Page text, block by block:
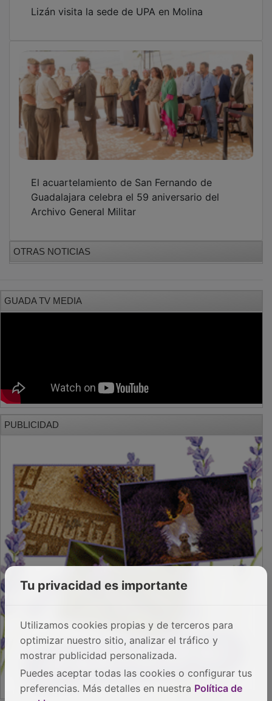
PUBLICIDAD
Tu privacidad es importante
Utilizamos cookies propias y de terceros para
optimizar nuestro sitio, analizar el tráfico y
mostrar publicidad personalizada.
Puedes aceptar todas las cookies o configurar tus
preferencias. Más detalles en nuestra Política de